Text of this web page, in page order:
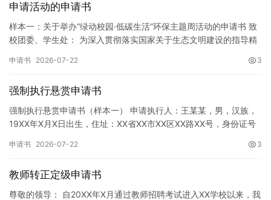
申请活动的申请书
样本一：关于举办“绿动校园·低碳生活”环保主题周活动的申请书 致
校团委、学生处： 为深入贯彻落实国家关于生态文明建设的指导精
申请书 2026-07-22 3
强制执行悬赏申请书
强制执行悬赏申请书（样本一） 申请执行人：王某某，男，汉族，
19XX年X月X日出生，住址：XX省XX市XX区XX路XX号，身份证号
申请书 2026-07-22 3
教师转正定级申请书
尊敬的领导： 自20XX年X月通过教师招聘考试进入XX学校以来，我